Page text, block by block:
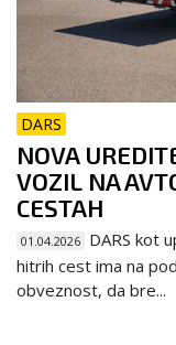
DARS
NOVA
VOZIL NA
CESTAH
01.04.2026 DARS kot
hitrih cest ima na
obveznost, da bre...